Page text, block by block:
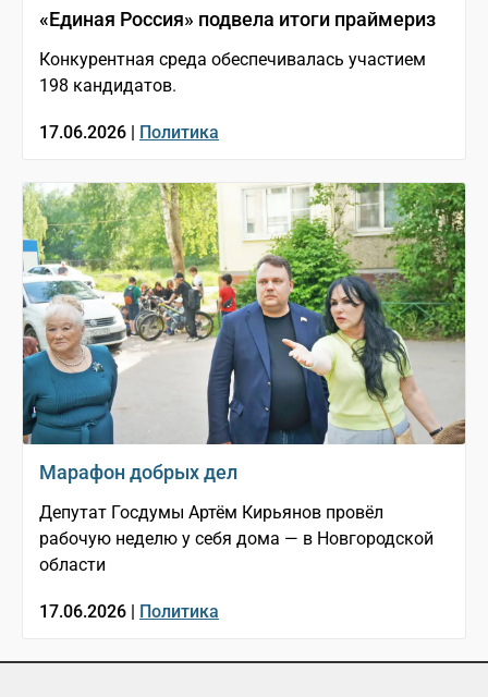
«Единая Россия» подвела итоги праймериз
Конкурентная среда обеспечивалась участием
198 кандидатов.
17.06.2026 | Политика
Марафон добрых дел
Депутат Госдумы Артём Кирьянов провёл
рабочую неделю у себя дома — в Новгородской
области
17.06.2026 | Политика